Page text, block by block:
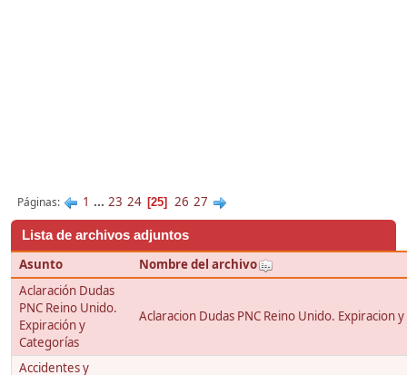
Páginas 1 ... 23 24 25 26 27
Lista de archivos adjuntos
Asunto
Nombre del archivo
Aclaración Dudas
PNC Reino Unido.
Expiración y
Categorías
Aclaracion Dudas PNC Reino Unido. Expiracion
Accidentes y